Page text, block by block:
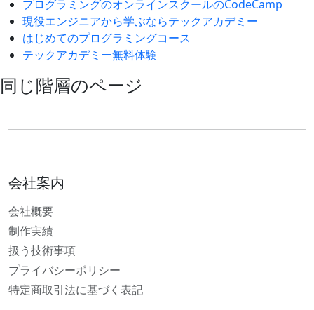
プログラミングのオンラインスクールのCodeCamp
現役エンジニアから学ぶならテックアカデミー
はじめてのプログラミングコース
テックアカデミー無料体験
同じ階層のページ
会社案内
会社概要
制作実績
扱う技術事項
プライバシーポリシー
特定商取引法に基づく表記